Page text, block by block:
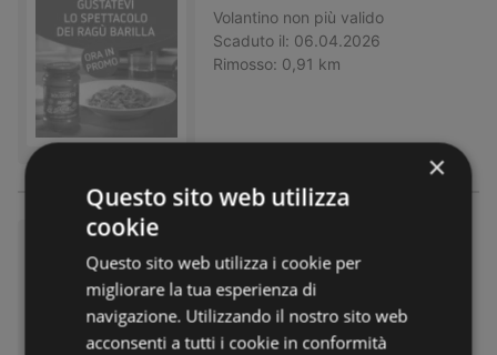
Volantino non più valido
Scaduto il: 06.04.2026
Rimosso: 0,91 km
gù Barilla
Volantino non più valido
Scaduto il: 06.04.2026
Rimosso: 0,91 km
×
Questo sito web utilizza
cookie
Questo sito web utilizza i cookie per
migliorare la tua esperienza di
navigazione. Utilizzando il nostro sito web
acconsenti a tutti i cookie in conformità